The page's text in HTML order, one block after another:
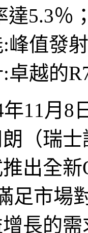
達5.3％
峰值發
卓越的
11月8
（瑞
出全
足市場
長的